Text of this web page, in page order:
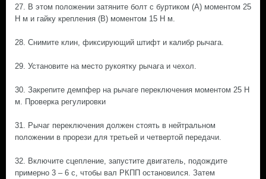
27. В этом положении затяните болт с буртиком (А) моментом 25
Н м и гайку крепления (В) моментом 15 Н м.
28. Снимите клин, фиксирующий штифт и калибр рычага.
29. Установите на место рукоятку рычага и чехол.
30. Закрепите демпфер на рычаге переключения моментом 25 Н
м. Проверка регулировки
31. Рычаг переключения должен стоять в нейтральном
положении в прорези для третьей и четвертой передачи.
32. Включите сцепление, запустите двигатель, подождите
примерно 3 – 6 с, чтобы вал РКПП остановился. Затем